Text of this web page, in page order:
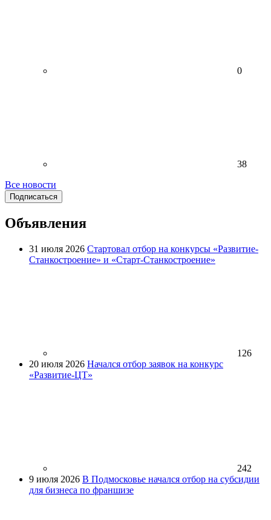
0
38
Все новости
Подписаться
Объявления
31 июля 2026 Стартовал отбор на конкурсы «Развитие-
Станкостроение» и «Старт-Станкостроение»
126
20 июля 2026 Начался отбор заявок на конкурс
«Развитие-ЦТ»
242
9 июля 2026 В Подмосковье начался отбор на субсидии
для бизнеса по франшизе